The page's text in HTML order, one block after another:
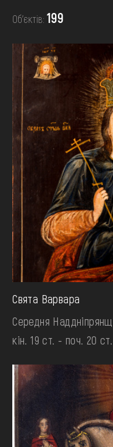
ОНЛАЙН-КРАМНИЦЯ
Об’єктів:199
Свята Варвара
Середня
кін. 19 ст. - поч. 20 ст.